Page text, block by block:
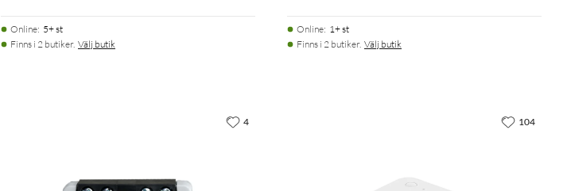
Online: 5+ st
Finns i 2 butiker. Välj butik
Online: 1+ st
Finns i 2 butiker. Välj butik
4 104